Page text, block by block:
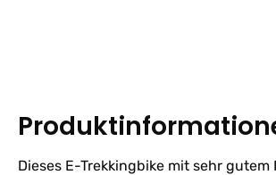
Dieses E-Trekkingbike mit sehr